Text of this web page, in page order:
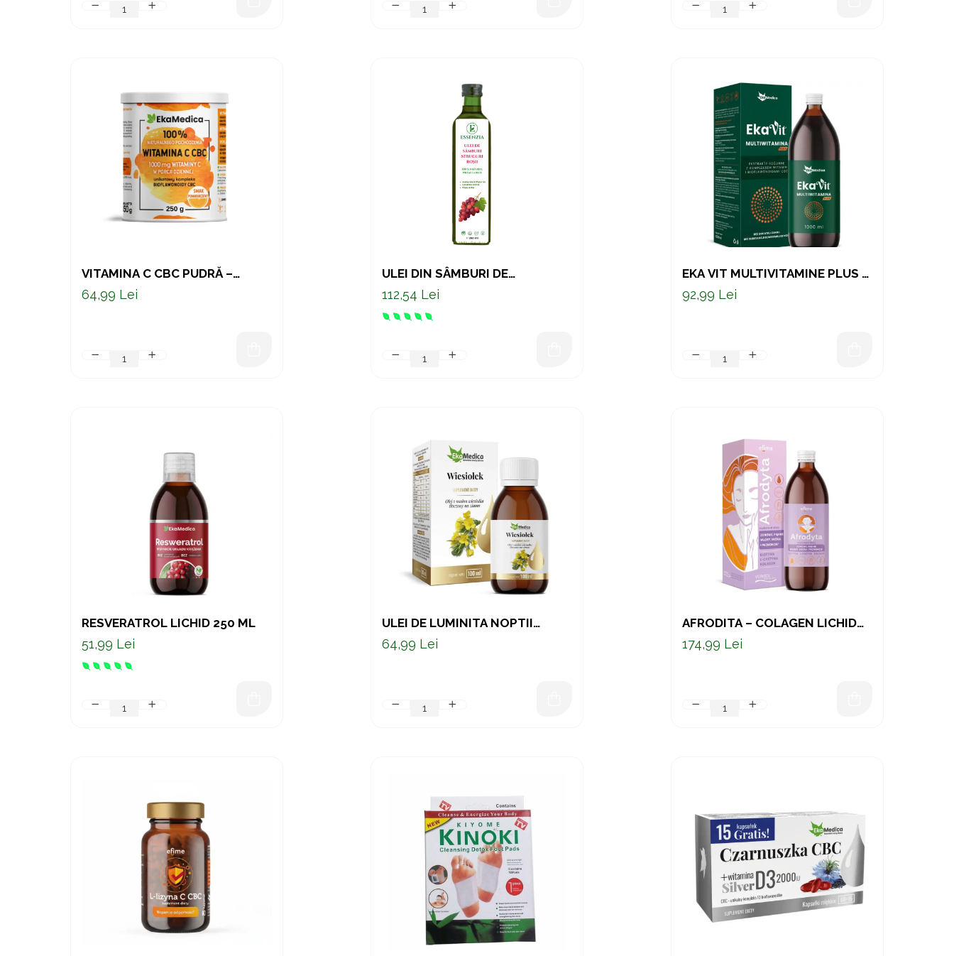
VITAMINA C CBC PUDRĂ –
VITAMINA C NATURALĂ CU
BIOFLAVONOIDE DIN
64,99 Lei
ULEI DIN SÂMBURI DE
STRUGURI ROȘII PRESAT LA
RECE – SUPORT NATURAL
PENTRU INIMA SI PIELE 250 ML
112,54 Lei
EKA VIT MULTIVITAMINE PLUS –
SUPLIMENT LICHID PENTRU
IMUNITATE, ENERGIE ȘI
92,99 Lei
RESVERATROL LICHID 250 ML
51,99 Lei
ULEI DE LUMINITA NOPTII
PRESAT LA RECE 100 ML
64,99 Lei
AFRODITA – COLAGEN LICHID
PENTRU FEMEI, CU KERATINĂ, L-
CISTINĂ ȘI VITAMINE 500 ML
174,99 Lei